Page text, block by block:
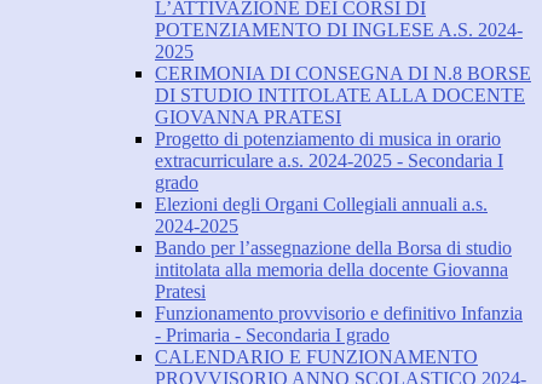
L’ATTIVAZIONE DEI CORSI DI
POTENZIAMENTO DI INGLESE A.S. 2024-
2025
CERIMONIA DI CONSEGNA DI N.8 BORSE
DI STUDIO INTITOLATE ALLA DOCENTE
GIOVANNA PRATESI
Progetto di potenziamento di musica in orario
extracurriculare a.s. 2024-2025 - Secondaria I
grado
Elezioni degli Organi Collegiali annuali a.s.
2024-2025
Bando per l’assegnazione della Borsa di studio
intitolata alla memoria della docente Giovanna
Pratesi
Funzionamento provvisorio e definitivo Infanzia
- Primaria - Secondaria I grado
CALENDARIO E FUNZIONAMENTO
PROVVISORIO ANNO SCOLASTICO 2024-